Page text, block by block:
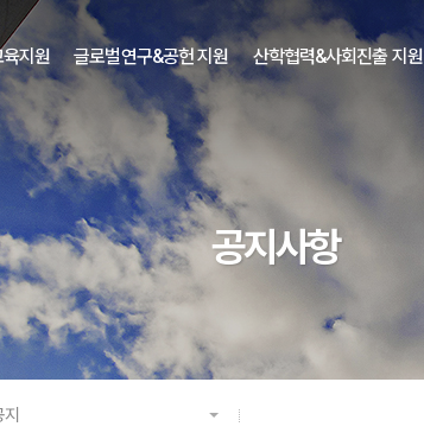
지원 글로벌연구&공헌 지원 산학협력&사회진출 지원
공지사항